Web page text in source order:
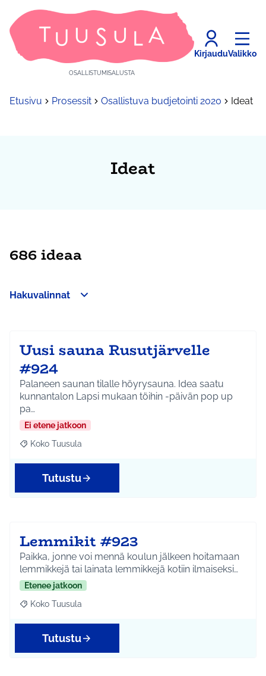
OSALLISTUMISALUSTA
KirjauduValikko
Etusivu Prosessit Osallistuva budjetointi 2020 Ideat
Ideat
686 ideaa
Hakuvalinnat
−
Uusi sauna Rusutjärvelle
#924
Palaneen saunan tilalle höyrysauna. Idea saatu
kunnantalon Lapsi mukaan töihin -päivän pop up
pa…
Ei etene jatkoon
Rajaa tulokset aihepiirin mukaan: Koko Tuusula
Koko Tuusula
Tutustu
Lemmikit #923
Paikka, jonne voi mennä koulun jälkeen hoitamaan
lemmikkejä tai lainata lemmikkejä kotiin ilmaiseksi…
Etenee jatkoon
Rajaa tulokset aihepiirin mukaan: Koko Tuusula
Koko Tuusula
Tutustu